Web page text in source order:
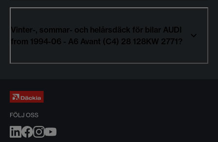
Vinter-, sommar- och helårsdäck för bilar AUDI
from 1994-06 - A6 Avant (C4) 28 128KW 2771?
FÖLJ OSS